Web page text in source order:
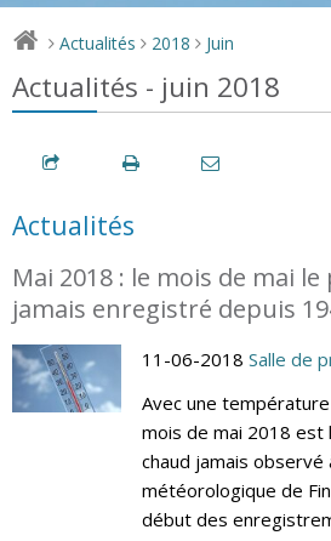
> Actualités > 2018 > Juin
Actualités - juin 2018
Actualités
Mai 2018 : le mois de mai
jamais enregistré depuis
11-06-2018 Salle de
Avec une
mois de mai 2018 est
chaud jamais observé
météorologique de
début des